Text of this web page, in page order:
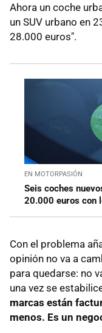
Ahora un coche
un SUV urbano en
28.000 euros".
EN MOTORPASIÓN
Seis coches
20.000 euros con
Con el problema
opinión no va a
para quedarse: no
una vez se
marcas están
menos. Es un